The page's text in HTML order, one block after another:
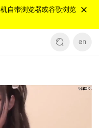
自带浏览器或谷歌浏览
en